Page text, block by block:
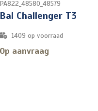
PA822_48580_48579
Bal Challenger T3
1409 op voorraad
Op aanvraag